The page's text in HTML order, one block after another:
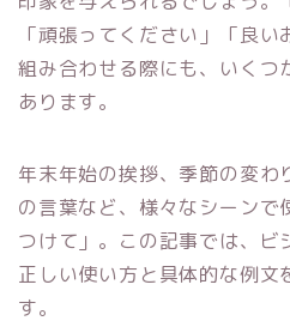
「頑張ってください」「良
組み合わせる際にも、いくつ
あります。
年末年始の挨拶、季節の変わ
の言葉など、様々なシーンで
つけて」。この記事では、ビ
正しい使い方と具体的な例文
す。